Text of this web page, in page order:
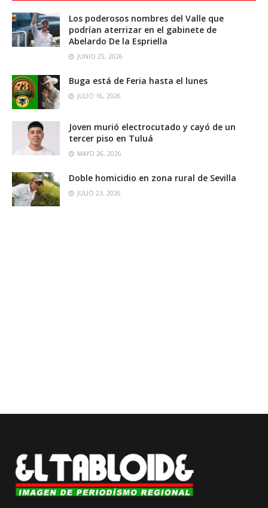
Los poderosos nombres del Valle que
podrían aterrizar en el gabinete de
Abelardo De la Espriella
JUNIO 25, 2026
Buga está de Feria hasta el lunes
JULIO 16, 2026
Joven murió electrocutado y cayó de un
tercer piso en Tuluá
MAYO 26, 2026
Doble homicidio en zona rural de Sevilla
JULIO 23, 2026